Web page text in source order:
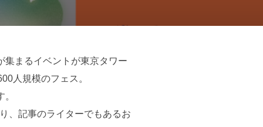
集まるイベントが東京タワー
人規模のフェス。
、記事のライターでもあるお